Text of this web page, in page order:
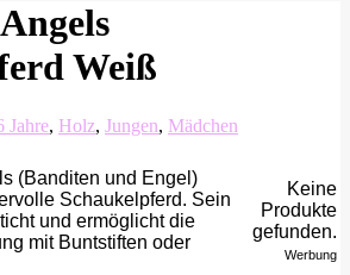
Weiß
Jahre, Holz, Jungen, Mädchen
(Banditen und Engel)
Schaukelpferd. Sein
und ermöglicht die
mit Buntstiften oder
Keine
Produkte
gefunden.
Werbung